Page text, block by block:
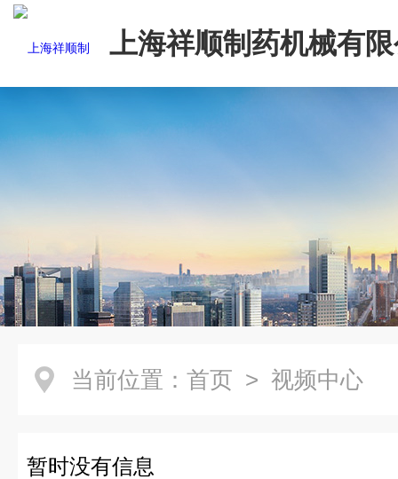
上海祥顺制药机械有
当前位置： 首页 > 视频中心
暂时没有信息